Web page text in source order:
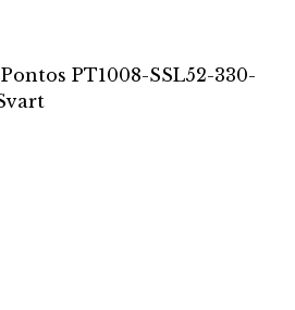
PT1008-SSL52-330-